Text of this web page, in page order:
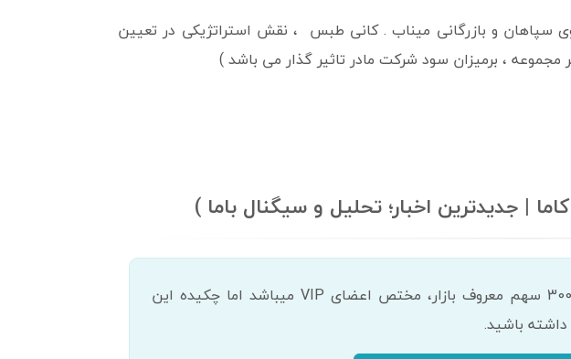
و بازرگانی میناب . کانی طبس ، نقش استراتژیکی در تعیین
، برمیزان سود شرکت مادر تاثیر گذار می باشد )
| جدیدترین اخبار؛ تحلیل و سیگنال باما )
دسترسی کامل و به روز به این بخش از تحلیل های 300 سهم معروف بازار، مختص اعضای VIP میباشد اما چکیده این
داشته باشید.